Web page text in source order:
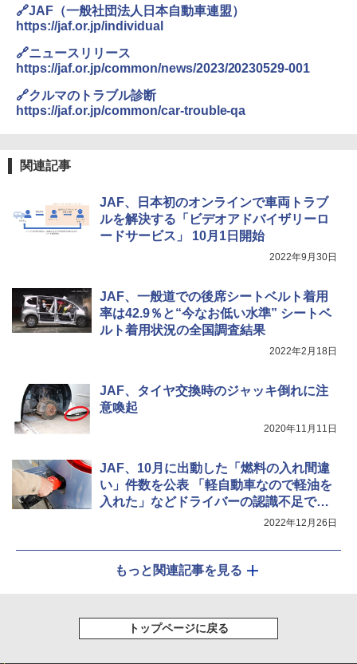
🔗JAF（一般社団法人日本自動車連盟）
https://jaf.or.jp/individual
🔗ニュースリリース
https://jaf.or.jp/common/news/2023/20230529-001
🔗クルマのトラブル診断
https://jaf.or.jp/common/car-trouble-qa
関連記事
JAF、日本初のオンラインで車両トラブ
ルを解決する「ビデオアドバイザリーロ
ードサービス」 10月1日開始
2022年9月30日
JAF、一般道での後席シートベルト着用
率は42.9％と“今なお低い水準” シートベ
ルト着用状況の全国調査結果
2022年2月18日
JAF、タイヤ交換時のジャッキ倒れに注
意喚起
2020年11月11日
JAF、10月に出動した「燃料の入れ間違
い」件数を公表 「軽自動車なので軽油を
入れた」などドライバーの認識不足でト
2022年12月26日
もっと関連記事を見る
トップページに戻る